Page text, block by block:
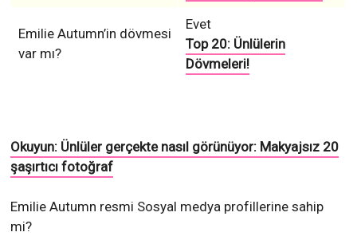
Emilie Autumn’in dövmesi
var mı?
Evet
Top 20: Ünlülerin
Dövmeleri!
Okuyun: Ünlüler gerçekte nasıl görünüyor: Makyajsız 20
şaşırtıcı fotoğraf
Emilie Autumn resmi Sosyal medya profillerine sahip
mi?